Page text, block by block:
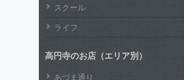
スクール
ライフ
高円寺のお店（エリア別）
あづま通り